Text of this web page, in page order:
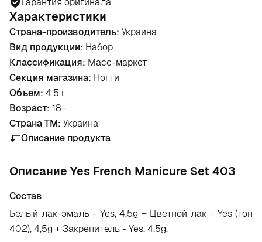
Характеристики
Страна-производитель: Украина
Вид продукции: Набор
Классификация: Масс-маркет
Секция магазина: Ногти
Объем: 4.5 г
Возраст: 18+
Страна ТМ: Украина
Описание продукта
Oписание Yes French Manicure Set 403
Состав
Белый лак-эмаль - Yes, 4,5g + Цветной лак - Yes (тон
402), 4,5g + Закрепитель - Yes, 4,5g.